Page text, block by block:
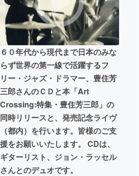
映像・映画
ビジネス・起業
まちづくり・地域活性化
CAMPFIRE for Social Good
CAMPFIREふるさと納税machi-ya
６０年代から現代まで日本のみな
らず世界の第一線で活躍するフ
リー・ジャズ・ドラマー、豊住芳
三郎さんのＣＤと本「Art
Crossing:特集・豊住芳三郎」の
同時リリースと、発売記念ライヴ
（都内）を行います。皆様のご支
援をお願いいたします。 CDは、
ギターリスト、ジョン・ラッセル
さんとのデュオです。